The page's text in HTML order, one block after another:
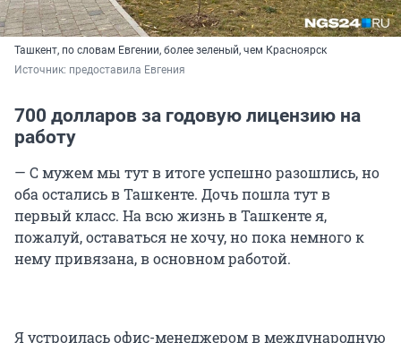
Ташкент, по словам Евгении, более зеленый, чем Красноярск
Источник: предоставила Евгения
700 долларов за годовую лицензию на
работу
— С мужем мы тут в итоге успешно разошлись, но
оба остались в Ташкенте. Дочь пошла тут в
первый класс. На всю жизнь в Ташкенте я,
пожалуй, оставаться не хочу, но пока немного к
нему привязана, в основном работой.
Я устроилась офис-менеджером в международную